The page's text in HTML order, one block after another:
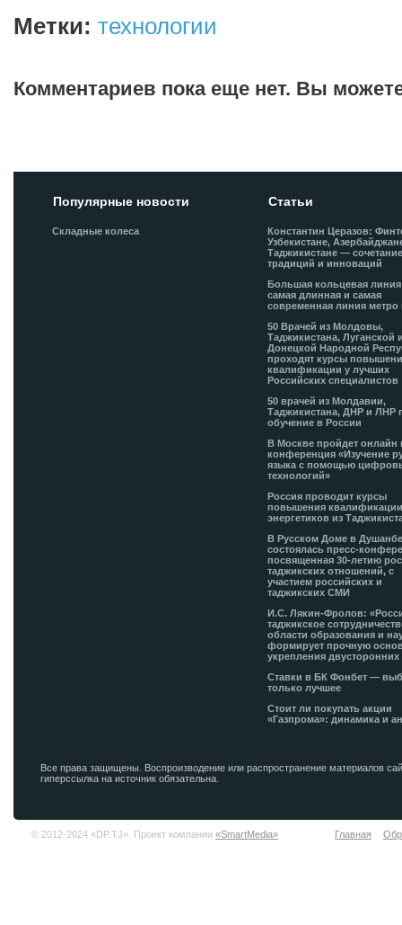
Метки: технологии
Комментариев пока еще нет. Вы
Популярные новости
Складные колеса
Статьи
Константин Церазов:
Узбекистане,
Таджикистане —
традиций и инноваций
Большая кольцевая
самая длинная и самая
современная линия метро
50 Врачей из Молдовы,
Таджикистана, Луганской
Донецкой Народной
проходят курсы
квалификации у лучших
Российских специалистов
50 врачей из Молдавии,
Таджикистана, ДНР и ЛНР
обучение в России
В Москве пройдет онлайн
конференция «Изучение
языка с помощью
технологий»
Россия проводит курсы
повышения
энергетиков из
В Русском Доме в
состоялась пресс-
посвященная 30-летию
таджикских отношений, с
участием российских и
таджикских СМИ
И.С. Лякин-Фролов:
таджикское
области образования и
формирует прочную
укрепления двусторонних
Ставки в БК Фонбет —
только лучшее
Стоит ли покупать акции
«Газпрома»: динамика и
Все права защищены. Воспроизводение или распространение материалов
гиперссылка на источник обязательна.
© 2012-2024 «DP.TJ». Проект компании «SmartMedia» Главная